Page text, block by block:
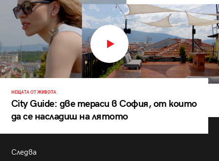
НЕЩАТА ОТ ЖИВОТА
City Guide: две тераси в София, от които
да се насладиш на лятото
Следва